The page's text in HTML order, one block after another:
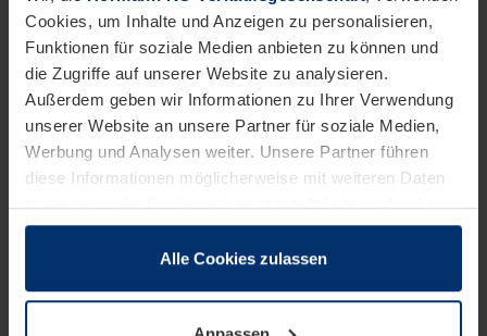
Cookies, um Inhalte und Anzeigen zu personalisieren,
Funktionen für soziale Medien anbieten zu können und
die Zugriffe auf unserer Website zu analysieren.
Außerdem geben wir Informationen zu Ihrer Verwendung
unserer Website an unsere Partner für soziale Medien,
Werbung und Analysen weiter. Unsere Partner führen
diese Informationen möglicherweise mit weiteren Daten
zusammen, die Sie ihnen bereitgestellt haben oder die
sie im Rahmen Ihrer Nutzung der Dienste gesammelt
wenn diese für den Betrieb dieser Seite unbedingt
Alle Cookies zulassen
Nachhaltigkeitsbeauftragte der Hörmann Gruppe.